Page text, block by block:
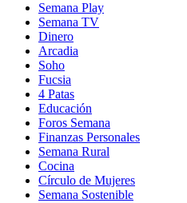
Semana Play
Semana TV
Dinero
Arcadia
Soho
in
new
window
Fucsia
in
new
window
4 Patas
Educación
Foros Semana
Finanzas Personales
Semana Rural
Cocina
Círculo de Mujeres
Semana Sostenible